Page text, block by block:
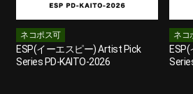
ネコポス可
ESP(イーエスピー) Artist Pick
Series PD-KAITO-2026
ネコ